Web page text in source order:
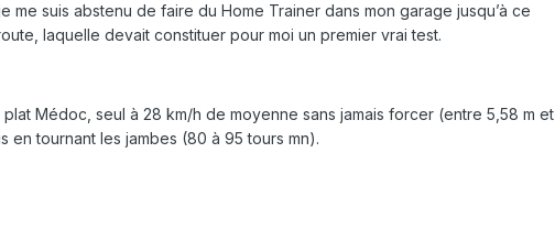
suis abstenu de faire du Home Trainer dans mon garage jusqu’à ce
laquelle devait constituer pour moi un premier vrai test.
Médoc, seul à 28 km/h de moyenne sans jamais forcer (entre 5,58 m et
tournant les jambes (80 à 95 tours mn).